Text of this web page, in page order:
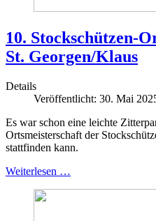
10. Stockschützen-
St. Georgen/Klaus
Details
Veröffentlicht: 30. Mai
Es war schon eine leichte
Ortsmeisterschaft der
stattfinden kann.
Weiterlesen …